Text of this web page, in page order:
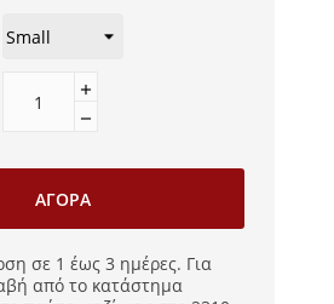
ΑΓΟΡΆ
σε 1 έως 3 ημέρες. Για
από το κατάστημα